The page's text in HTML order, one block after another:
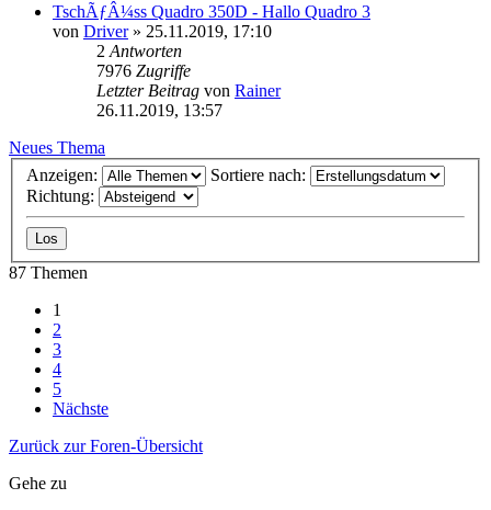
TschÃƒÂ¼ss Quadro 350D - Hallo Quadro 3
von Driver» 25.11.2019, 17:10
2 Antworten
7976 Zugriffe
Letzter Beitrag von Rainer
26.11.2019, 13:57
Neues Thema
Anzeigen:
Sortiere nach:
Richtung:
87 Themen
1
2
3
4
5
Nächste
Zurück zur Foren-Übersicht
Gehe zu